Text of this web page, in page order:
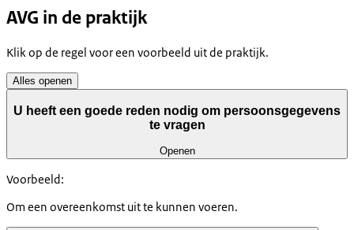
AVG in de praktijk
Klik op de regel voor een voorbeeld uit de praktijk.
Alles openen
U heeft een goede reden nodig om persoonsgegevens
te vragen
Openen
Voorbeeld:
Om een overeenkomst uit te kunnen voeren.